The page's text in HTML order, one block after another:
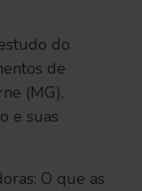
do
de
(MG),
e suas
O que as